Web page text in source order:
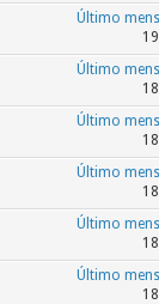
Último
Último
Último
Último
Último
Último